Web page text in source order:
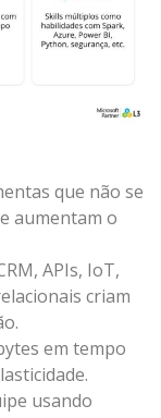
que não se
aumentam o
APIs, IoT,
criam
em tempo
usando